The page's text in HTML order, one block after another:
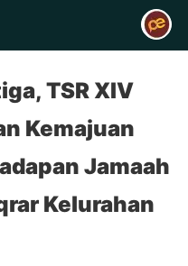
TSR XIV
Kemajuan
Jamaah
Kelurahan